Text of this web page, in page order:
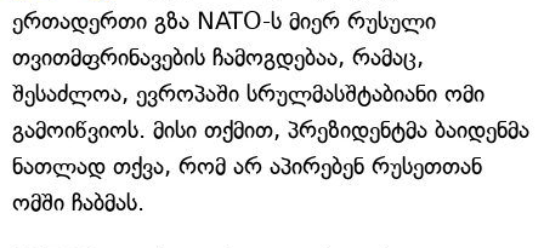
ერთადერთი გზა NATO-ს მიერ რუსული
თვითმფრინავების ჩამოგდებაა, რამაც,
შესაძლოა, ევროპაში სრულმასშტაბიანი ომი
გამოიწვიოს. მისი თქმით, პრეზიდენტმა ბაიდენმა
ნათლად თქვა, რომ არ აპირებენ რუსეთთან
ომში ჩაბმას.